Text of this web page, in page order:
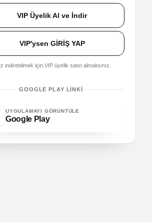
VIP Üyelik Al ve İndir
VIP'ysen GİRİŞ YAP
indirebilmek için VIP üyelik satın almalısınız.
GOOGLE PLAY LINKI
UYGULAMAYI GÖRÜNTÜLE
Google Play